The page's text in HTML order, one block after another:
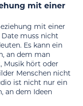
mit einer
mit einer
muss nicht
Es kann ein
an dem man
Musik hört oder
Menschen nicht
ist nicht nur ein
an dem Ideen